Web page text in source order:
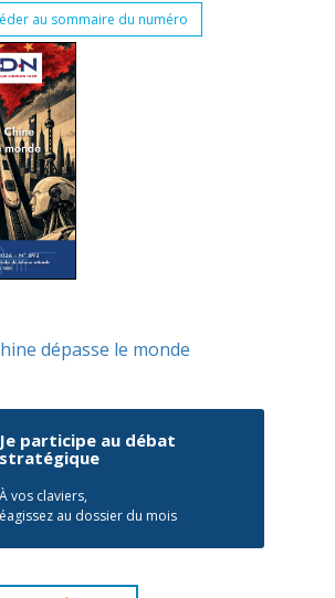
au sommaire du numéro
dépasse le monde
Je participe au débat
stratégique
À vos claviers,
au dossier du mois